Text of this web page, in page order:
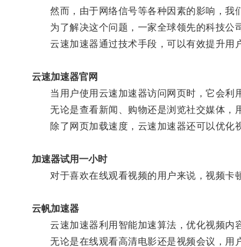
然而，由于网络信号等各种因素的影响，我们
为了解决这个问题，一家全球领先的科技公司
云速加速器通过技术手段，可以有效提升用户
云速加速器官网
当用户使用云速加速器访问网页时，它会利用
无论是查看新闻、购物还是浏览社交媒体，
除了网页加载速度，云速加速器还可以优化视
加速器试用一小时
对于喜欢在线观看视频的用户来说，视频卡顿
云帆加速器
云速加速器利用智能加速算法，优化视频内
无论是在线观看高清电影还是视频会议，用